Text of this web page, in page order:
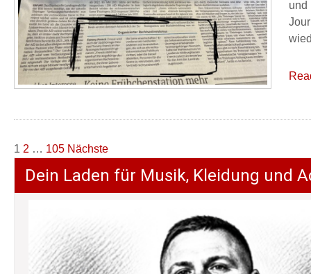
und
Seitennummerierung
der
Beiträge
1 2 … 105 Nächste
Dein Laden für Musik, Kleidung und